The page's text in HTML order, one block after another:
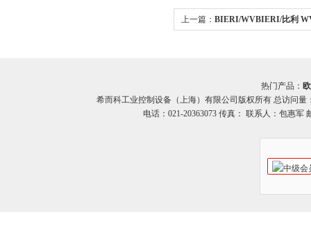
上一篇： BIERI/WVBIERI/比利
热门产品：
希而科工业控制设备（上海）有限公司版权所有 总访问量
电话：021-20363073 传真： 联系人：包惠军